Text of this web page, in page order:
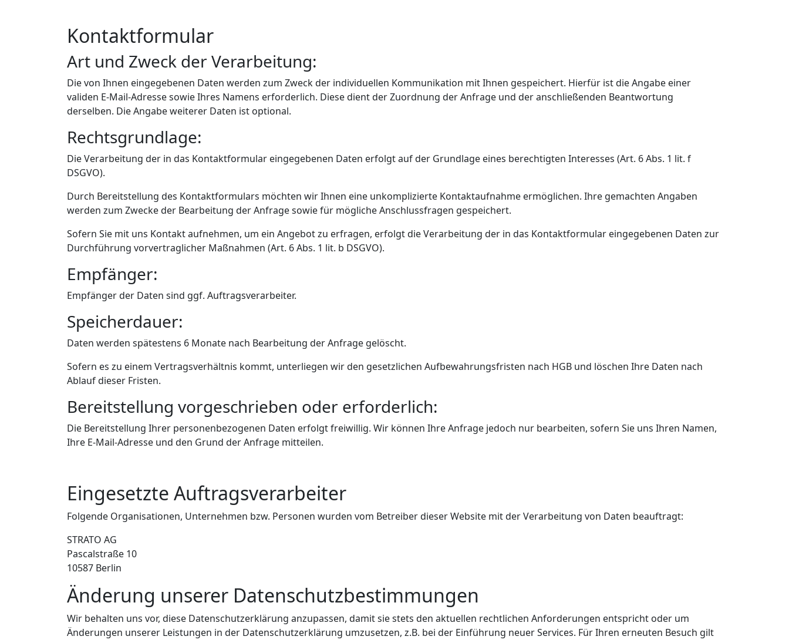
Kontaktformular
Art und Zweck der Verarbeitung:
Die von Ihnen eingegebenen Daten werden zum Zweck der individuellen Kommunikation mit Ihnen gespeichert. Hierfür ist die Angabe einer
validen E-Mail-Adresse sowie Ihres Namens erforderlich. Diese dient der Zuordnung der Anfrage und der anschließenden Beantwortung
derselben. Die Angabe weiterer Daten ist optional.
Rechtsgrundlage:
Die Verarbeitung der in das Kontaktformular eingegebenen Daten erfolgt auf der Grundlage eines berechtigten Interesses (Art. 6 Abs. 1 lit. f
DSGVO).
Durch Bereitstellung des Kontaktformulars möchten wir Ihnen eine unkomplizierte Kontaktaufnahme ermöglichen. Ihre gemachten Angaben
werden zum Zwecke der Bearbeitung der Anfrage sowie für mögliche Anschlussfragen gespeichert.
Sofern Sie mit uns Kontakt aufnehmen, um ein Angebot zu erfragen, erfolgt die Verarbeitung der in das Kontaktformular eingegebenen Daten zur
Durchführung vorvertraglicher Maßnahmen (Art. 6 Abs. 1 lit. b DSGVO).
Empfänger:
Empfänger der Daten sind ggf. Auftragsverarbeiter.
Speicherdauer:
Daten werden spätestens 6 Monate nach Bearbeitung der Anfrage gelöscht.
Sofern es zu einem Vertragsverhältnis kommt, unterliegen wir den gesetzlichen Aufbewahrungsfristen nach HGB und löschen Ihre Daten nach
Ablauf dieser Fristen.
Bereitstellung vorgeschrieben oder erforderlich:
Die Bereitstellung Ihrer personenbezogenen Daten erfolgt freiwillig. Wir können Ihre Anfrage jedoch nur bearbeiten, sofern Sie uns Ihren Namen,
Ihre E-Mail-Adresse und den Grund der Anfrage mitteilen.
Eingesetzte Auftragsverarbeiter
Folgende Organisationen, Unternehmen bzw. Personen wurden vom Betreiber dieser Website mit der Verarbeitung von Daten beauftragt:
STRATO AG
Pascalstraße 10
10587 Berlin
Änderung unserer Datenschutzbestimmungen
Wir behalten uns vor, diese Datenschutzerklärung anzupassen, damit sie stets den aktuellen rechtlichen Anforderungen entspricht oder um
Änderungen unserer Leistungen in der Datenschutzerklärung umzusetzen, z.B. bei der Einführung neuer Services. Für Ihren erneuten Besuch gilt